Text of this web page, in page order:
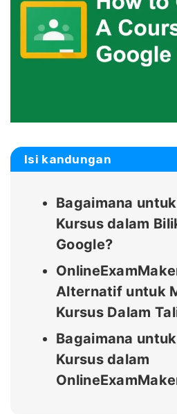
Isi kandungan
Bagaimana
Kursus dalam
Google?
Alternatif untuk
Kursus Dalam
Bagaimana
Kursus dalam